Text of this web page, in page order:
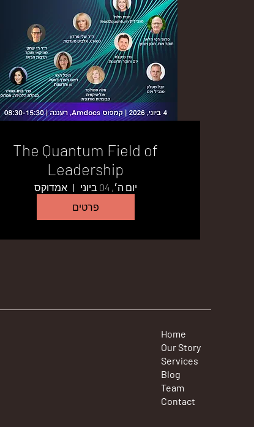
The Quantum Field of
Leadership
יום ה׳, 04 ביוני
אמדוקס
פרטים
Home
Our Story
Services
Blog
Team
Contact